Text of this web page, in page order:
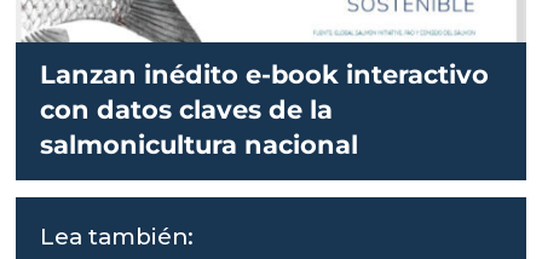
Lanzan inédito e-book interactivo
con datos claves de la
salmonicultura nacional
Lea también: